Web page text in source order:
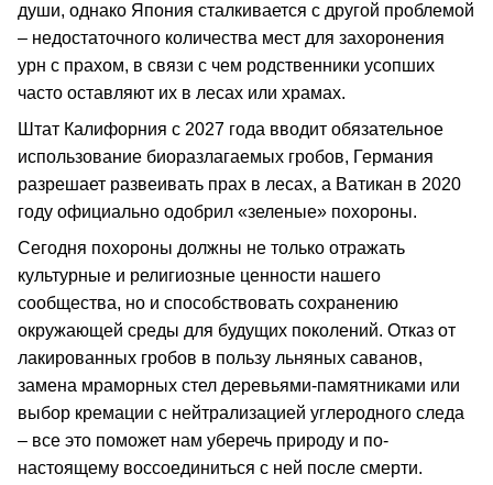
души, однако Япония сталкивается с другой проблемой
– недостаточного количества мест для захоронения
урн с прахом, в связи с чем родственники усопших
часто оставляют их в лесах или храмах.
Штат Калифорния с 2027 года вводит обязательное
использование биоразлагаемых гробов, Германия
разрешает развеивать прах в лесах, а Ватикан в 2020
году официально одобрил «зеленые» похороны.
Сегодня похороны должны не только отражать
культурные и религиозные ценности нашего
сообщества, но и способствовать сохранению
окружающей среды для будущих поколений. Отказ от
лакированных гробов в пользу льняных саванов,
замена мраморных стел деревьями-памятниками или
выбор кремации с нейтрализацией углеродного следа
– все это поможет нам уберечь природу и по-
настоящему воссоединиться с ней после смерти.